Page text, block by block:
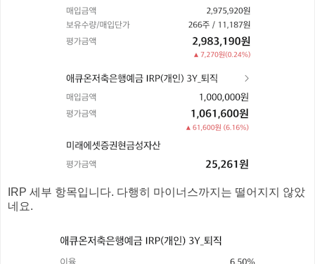
IRP 세부 항목입니다. 다행히 마이너스까지는 떨어지지 않았
네요.